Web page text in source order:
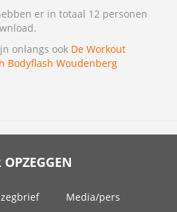
er in totaal 12 personen
onlangs ook De Workout
Bodyflash Woudenberg
OPZEGGEN
Media/pers